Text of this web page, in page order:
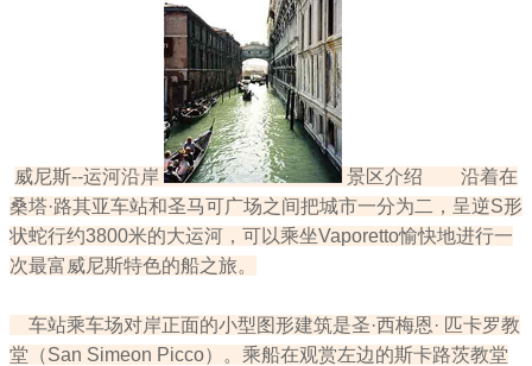
威尼斯--运河沿岸
景区介绍 沿着在
桑塔·路其亚车站和圣马可广场之间把城市一分为二，呈逆S形
状蛇行约3800米的大运河，可以乘坐Vaporetto愉快地进行一
次最富威尼斯特色的船之旅。
车站乘车场对岸正面的小型图形建筑是圣·西梅恩· 匹卡罗教
堂（San Simeon Picco）。乘船在观赏左边的斯卡路茨教堂